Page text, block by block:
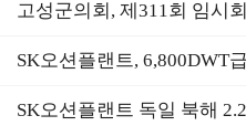
고성군의회, 제311회 임시
SK오션플랜트, 6,800DWT
SK오션플랜트 독일 북해